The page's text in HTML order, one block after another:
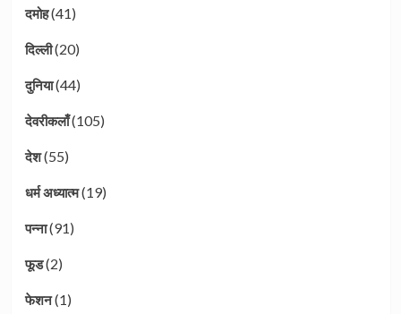
दमोह(41)
दिल्ली(20)
दुनिया(44)
देवरीकलाँ(105)
देश(55)
धर्म अध्यात्म(19)
पन्ना(91)
फूड(2)
फेशन(1)